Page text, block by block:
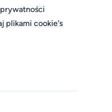
plikami cookie's